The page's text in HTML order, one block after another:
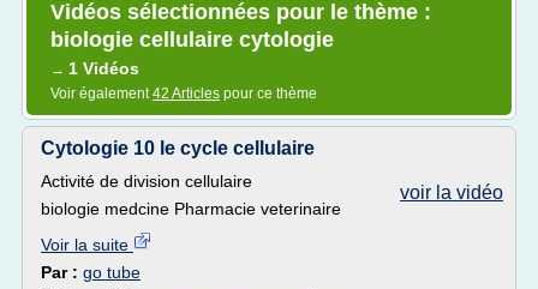
Vidéos sélectionnées pour le thème :
biologie cellulaire cytologie
→ 1 Vidéos
Voir également42 Articles pour ce thème
Cytologie 10 le cycle cellulaire
voir la vidéo
Activité de division cellulaire
biologie medcine Pharmacie veterinaire
Voir la suite
Par : go tube